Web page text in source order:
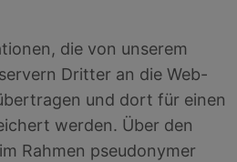
die von unserem
Dritter an die Web-
und dort für einen
werden. Über den
Rahmen pseudonymer